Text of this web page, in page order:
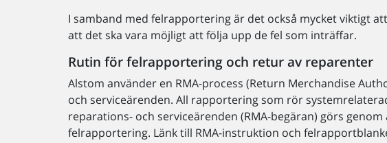
I samband med felrapportering är det också mycket viktigt
att det ska vara möjligt att följa upp de fel som inträffar.
Rutin för felrapportering och retur av reparenter
Alstom använder en RMA-process (Return Merchandise
och serviceärenden. All rapportering som rör
reparations- och serviceärenden (RMA-begäran) görs
felrapportering. Länk till RMA-instruktion och